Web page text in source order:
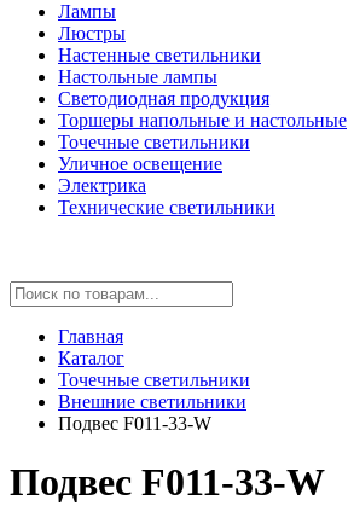
Лампы
Люстры
Настенные светильники
Настольные лампы
Светодиодная продукция
Торшеры напольные и настольные
Точечные светильники
Уличное освещение
Электрика
Технические светильники
Главная
Каталог
Точечные светильники
Внешние светильники
Подвес F011-33-W
Подвес F011-33-W